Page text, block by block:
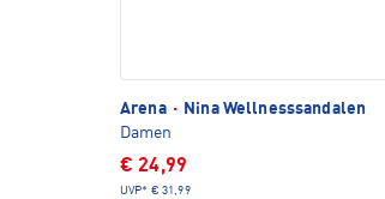
Arena ·
Nina Wellnesssandalen
Damen
€ 24,99
UVP* € 31,99